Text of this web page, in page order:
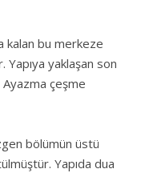
kalan bu merkeze
Yapıya yaklaşan son
çeşme
bölümün üstü
Yapıda dua